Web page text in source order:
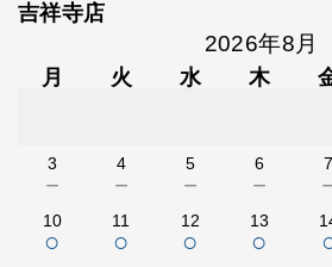
吉祥寺店
2026年8月
月 火 水 木
3
－
4
－
5
－
6
－
7
10
○
11
○
12
○
13
○